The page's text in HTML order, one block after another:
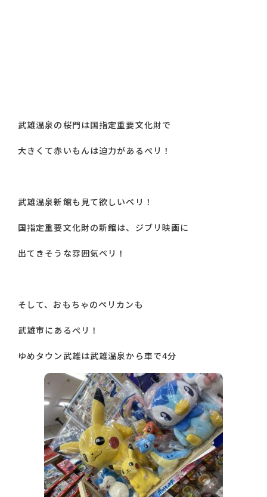
武雄温泉の桜門は国指定重要文化財で
大きくて赤いもんは迫力があるぺリ！
武雄温泉新館も見て欲しいペリ！
国指定重要文化財の新館は、ジブリ映画に
出てきそうな雰囲気ペリ！
そして、おもちゃのペリカンも
武雄市にあるぺリ！
ゆめタウン武雄は武雄温泉から車で4分